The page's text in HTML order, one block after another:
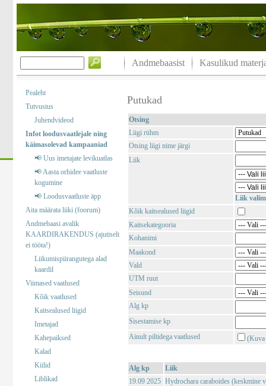
Andmebaasist Kasulikud
Pealeht
Tutvustus
Juhendvideod
Infot loodusvaatlejale ning
käimasolevad kampaaniad
📢 Uus imetajate levikuatlas
📢 Aasta orhidee vaatluste
kogumine
📢 Loodusvaatluste äpp
Aita määrata liiki (foorum)
Andmebaasi avalik
KAARDIRAKENDUS (ajutiselt
ei tööta!)
Liikumispiirangutega alad
kaardil
Viimased vaatlused
Kõik vaatlused
Kaitsealused liigid
Imetajad
Kahepaiksed
Kalad
Kiilid
Liblikad
Putukad
Otsing
Liigi rühm
Otsing liigi nime järgi
Liik
Liik
Kõik kaitsealused liigid
Kaitsekategooria
Kohanimi
Maakond
Vald
UTM ruut
Seisund
Alg kp
Sisestamise kp
Ainult piltidega vaatlused
(Kuva
Alg kp
Liik
19.09 2025 Hydrochara caraboides (keskmine